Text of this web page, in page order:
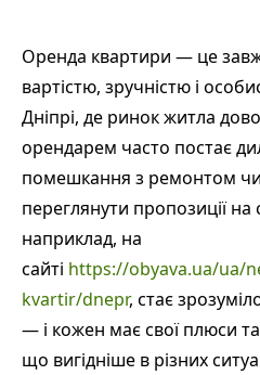
Оренда квартири — це
вартістю, зручністю і
Дніпрі, де ринок житла
орендарем часто постає
помешкання з ремонтом
переглянути пропозиції на
наприклад, на
сайті https://obyava.ua/ua/
kvartir/dnepr, стає
— і кожен має свої плюси
що вигідніше в різних